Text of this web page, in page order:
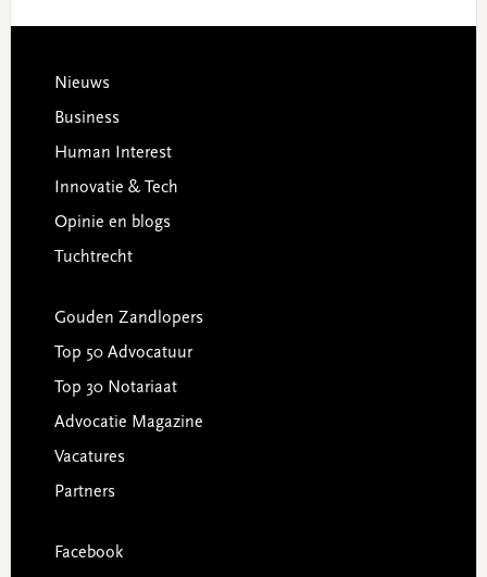
Footer
Nieuws
Business
Human Interest
Innovatie & Tech
Opinie en blogs
Tuchtrecht
Gouden Zandlopers
Top 50 Advocatuur
Top 30 Notariaat
Advocatie Magazine
Vacatures
Partners
Facebook